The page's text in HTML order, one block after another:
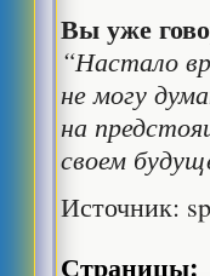
Вы уже
“Настало
не могу
на
своем
Источник:
Страницы: